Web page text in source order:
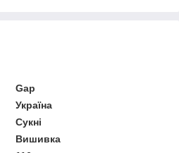
Gap
Україна
Сукні
Вишивка